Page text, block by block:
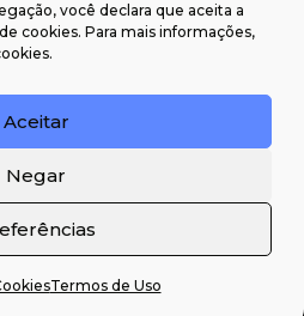
você declara que aceita a
cookies. Para mais informações,
Aceitar
Negar
Termos de Uso